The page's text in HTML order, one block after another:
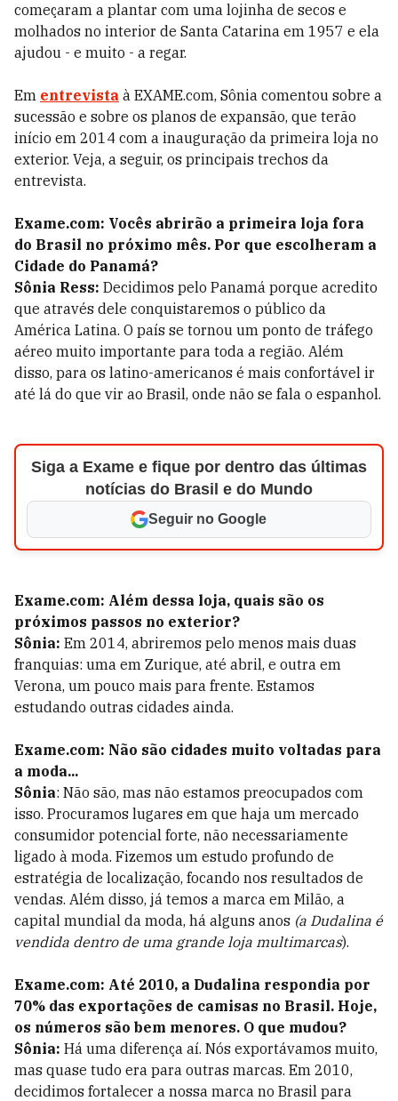
começaram a plantar com uma lojinha de secos e
molhados no interior de Santa Catarina em 1957 e ela
ajudou - e muito - a regar.
Em entrevista à EXAME.com, Sônia comentou sobre a
sucessão e sobre os planos de expansão, que terão
início em 2014 com a inauguração da primeira loja no
exterior. Veja, a seguir, os principais trechos da
entrevista.
Exame.com: Vocês abrirão a primeira loja fora
do Brasil no próximo mês. Por que escolheram a
Cidade do Panamá?
Sônia Ress: Decidimos pelo Panamá porque acredito
que através dele conquistaremos o público da
América Latina. O país se tornou um ponto de tráfego
aéreo muito importante para toda a região. Além
disso, para os latino-americanos é mais confortável ir
até lá do que vir ao Brasil, onde não se fala o espanhol.
Siga a Exame e fique por dentro das últimas
notícias do Brasil e do Mundo
Seguir no Google
Exame.com: Além dessa loja, quais são os
próximos passos no exterior?
Sônia: Em 2014, abriremos pelo menos mais duas
franquias: uma em Zurique, até abril, e outra em
Verona, um pouco mais para frente. Estamos
estudando outras cidades ainda.
Exame.com: Não são cidades muito voltadas para
a moda...
Sônia: Não são, mas não estamos preocupados com
isso. Procuramos lugares em que haja um mercado
consumidor potencial forte, não necessariamente
ligado à moda. Fizemos um estudo profundo de
estratégia de localização, focando nos resultados de
vendas. Além disso, já temos a marca em Milão, a
capital mundial da moda, há alguns anos (a Dudalina é
vendida dentro de uma grande loja multimarcas).
Exame.com: Até 2010, a Dudalina respondia por
70% das exportações de camisas no Brasil. Hoje,
os números são bem menores. O que mudou?
Sônia: Há uma diferença aí. Nós exportávamos muito,
mas quase tudo era para outras marcas. Em 2010,
decidimos fortalecer a nossa marca no Brasil para